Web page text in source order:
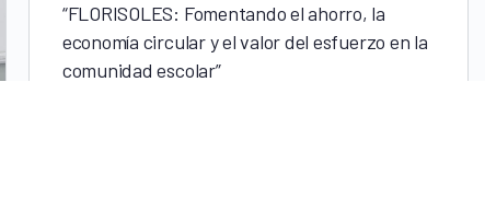
“FLORISOLES: Fomentando el ahorro, la
economía circular y el valor del esfuerzo en la
comunidad escolar”